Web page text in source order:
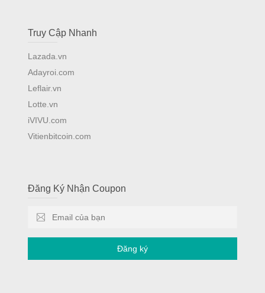
Truy Cập Nhanh
Lazada.vn
Adayroi.com
Leflair.vn
Lotte.vn
iVIVU.com
Vitienbitcoin.com
Đăng Ký Nhận Coupon
Đăng ký